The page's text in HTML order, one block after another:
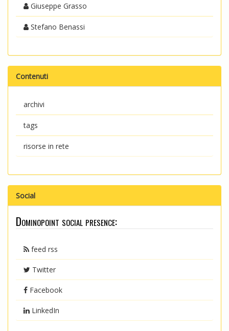
Giuseppe Grasso
Stefano Benassi
Contenuti
archivi
tags
risorse in rete
Social
Dominopoint social presence:
feed rss
Twitter
Facebook
LinkedIn